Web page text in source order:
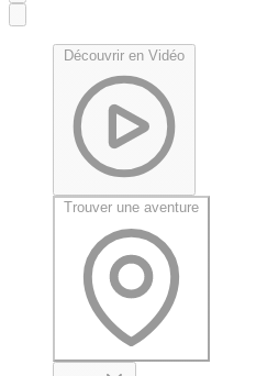
Découvrir en Vidéo
Trouver une aventure